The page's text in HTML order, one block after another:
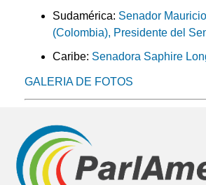
Sudamérica: Senador
(Colombia), Presidente del
Caribe: Senadora Saphire
GALERIA DE FOTOS